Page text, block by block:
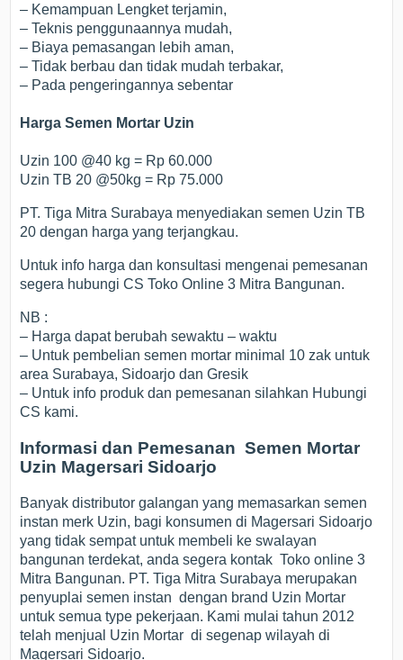
– Kemampuan Lengket terjamin,
– Teknis penggunaannya mudah,
– Biaya pemasangan lebih aman,
– Tidak berbau dan tidak mudah terbakar,
– Pada pengeringannya sebentar
Harga Semen Mortar Uzin
Uzin 100 @40 kg = Rp 60.000
Uzin TB 20 @50kg = Rp 75.000
PT. Tiga Mitra Surabaya menyediakan semen Uzin TB
20 dengan harga yang terjangkau.
Untuk info harga dan konsultasi mengenai pemesanan
segera hubungi CS Toko Online 3 Mitra Bangunan.
NB :
– Harga dapat berubah sewaktu – waktu
– Untuk pembelian semen mortar minimal 10 zak untuk
area Surabaya, Sidoarjo dan Gresik
– Untuk info produk dan pemesanan silahkan Hubungi
CS kami.
Informasi dan Pemesanan Semen Mortar
Uzin Magersari Sidoarjo
Banyak distributor galangan yang memasarkan semen
instan merk Uzin, bagi konsumen di Magersari Sidoarjo
yang tidak sempat untuk membeli ke swalayan
bangunan terdekat, anda segera kontak Toko online 3
Mitra Bangunan. PT. Tiga Mitra Surabaya merupakan
penyuplai semen instan dengan brand Uzin Mortar
untuk semua type pekerjaan. Kami mulai tahun 2012
telah menjual Uzin Mortar di segenap wilayah di
Magersari Sidoarjo.